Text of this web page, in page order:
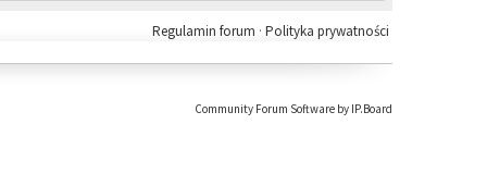
Polityka prywatności
Regulamin forum ·
Community Forum Software by IP.Board